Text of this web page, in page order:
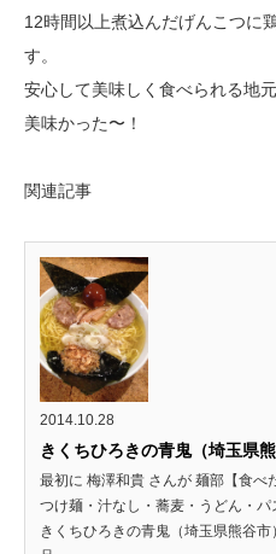
12時間以上煮込んだげんこつに
す。
安心して美味しく食べられる地元
美味かった〜！
関連記事
2014.10.28
きくちひろきの青鬼（埼玉県熊
最初に 梅澤和貴 さんが 麺部【食べ
つけ麺・汁なし・蕎麦・うどん・
きくちひろきの青鬼（埼玉県熊谷